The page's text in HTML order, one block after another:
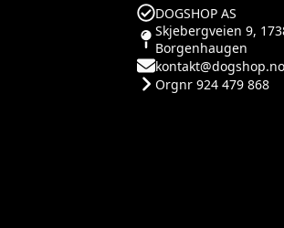
DOGSHOP AS
Skjebergveien 9,
Borgenhaugen
kontakt@dogshop.no
Orgnr 924 479 868